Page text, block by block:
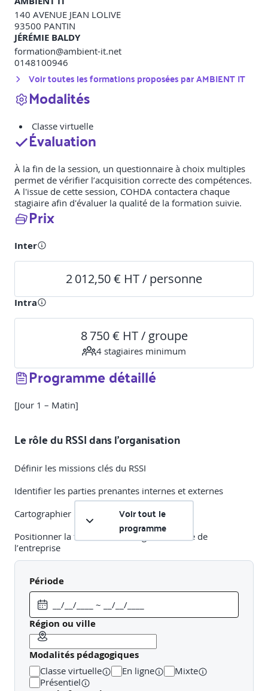
140 AVENUE JEAN LOLIVE
93500 PANTIN
JÉRÉMIE BALDY
formation@ambient-it.net
0148100946
Voir toutes les formations proposées parAMBIENT IT
Modalités
Classe virtuelle
Évaluation
À la fin de la session, un questionnaire à choix multiples
permet de vérifier l’acquisition correcte des compétences.
A l'issue de cette session, COHDA contactera chaque
stagiaire afin d'évaluer la qualité de la formation suivie.
Prix
Inter
2 012,50 € HT / personne
Intra
8 750 € HT / groupe
4 stagiaires minimum
Programme détaillé
[Jour 1 – Matin]
Le rôle du RSSI dans l’organisation
Définir les missions clés du RSSI
Identifier les parties prenantes internes et externes
Cartographier le périmètre d’action sécurité
Positionner la fonction dans la gouvernance de
l’entreprise
Atelier pratique: Reconstitution d’un organigramme
sécurité d’entreprise.
L’écosystème cybersécurité national et
international
ANSSI : autorité nationale, référentiels & supervision des
Voir tout le
programme
Période
Région ou ville
Modalités pédagogiques
Classe virtuelle En ligne
Mixte
Présentiel